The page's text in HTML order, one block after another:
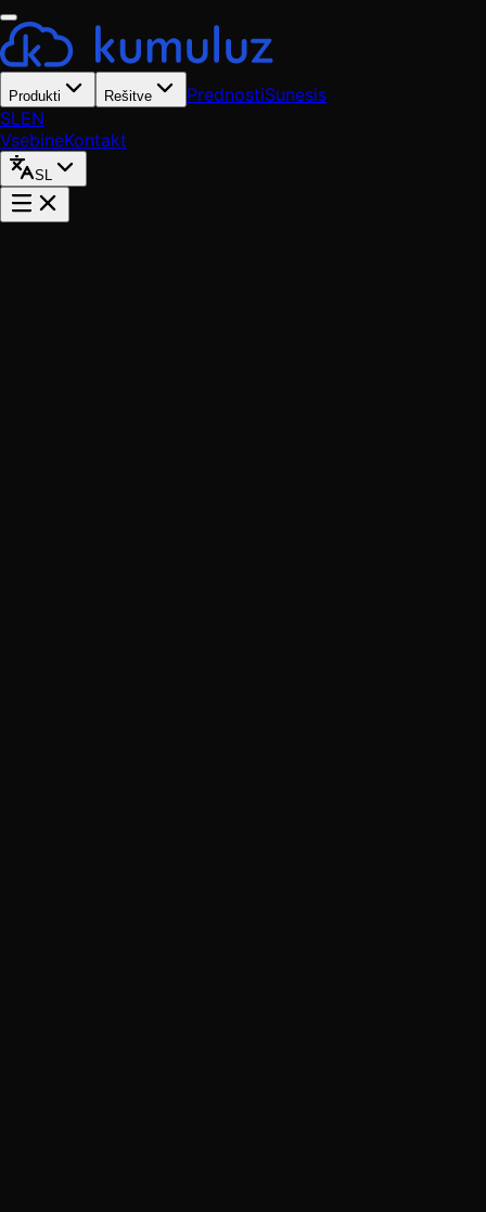
Produkti Rešitve PrednostiSunesis
SLEN
VsebineKontakt
SL